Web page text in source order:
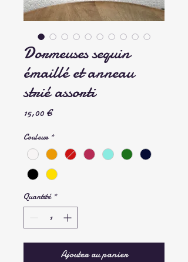
Dormeuses sequin
émaillé et anneau
strié assorti
15,00 €Prix
Couleur *
Quantité *
Ajouter au panier